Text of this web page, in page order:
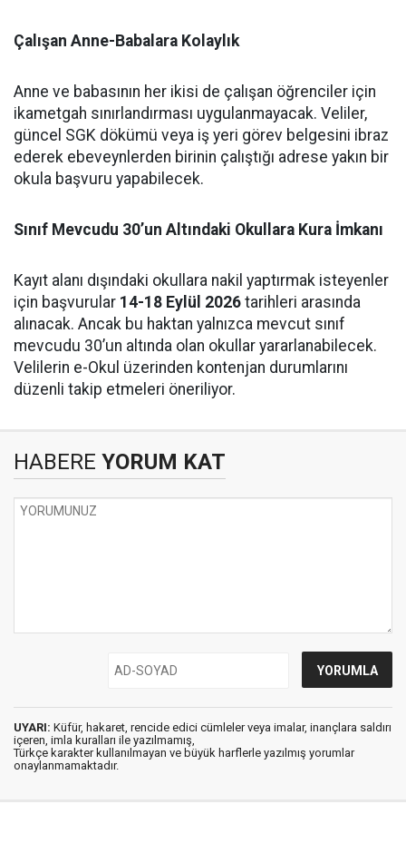
Çalışan Anne-Babalara Kolaylık
Anne ve babasının her ikisi de çalışan öğrenciler için
ikametgah sınırlandırması uygulanmayacak. Veliler,
güncel SGK dökümü veya iş yeri görev belgesini ibraz
ederek ebeveynlerden birinin çalıştığı adrese yakın bir
okula başvuru yapabilecek.
Sınıf Mevcudu 30’un Altındaki Okullara Kura İmkanı
Kayıt alanı dışındaki okullara nakil yaptırmak isteyenler
için başvurular 14-18 Eylül 2026 tarihleri arasında
alınacak. Ancak bu haktan yalnızca mevcut sınıf
mevcudu 30’un altında olan okullar yararlanabilecek.
Velilerin e-Okul üzerinden kontenjan durumlarını
düzenli takip etmeleri öneriliyor.
HABERE YORUM KAT
UYARI: Küfür, hakaret, rencide edici cümleler veya imalar, inançlara saldırı
içeren, imla kuralları ile yazılmamış,
Türkçe karakter kullanılmayan ve büyük harflerle yazılmış yorumlar
onaylanmamaktadır.